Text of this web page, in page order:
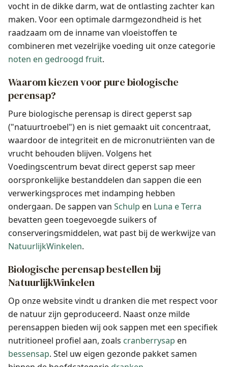
vocht in de dikke darm, wat de ontlasting zachter kan
maken. Voor een optimale darmgezondheid is het
raadzaam om de inname van vloeistoffen te
combineren met vezelrijke voeding uit onze categorie
noten en gedroogd fruit.
Waarom kiezen voor pure biologische
perensap?
Pure biologische perensap is direct geperst sap
("natuurtroebel") en is niet gemaakt uit concentraat,
waardoor de integriteit en de micronutriënten van de
vrucht behouden blijven. Volgens het
Voedingscentrum bevat direct geperst sap meer
oorspronkelijke bestanddelen dan sappen die een
verwerkingsproces met indamping hebben
ondergaan. De sappen van Schulp en Luna e Terra
bevatten geen toegevoegde suikers of
conserveringsmiddelen, wat past bij de werkwijze van
NatuurlijkWinkelen.
Biologische perensap bestellen bij
NatuurlijkWinkelen
Op onze website vindt u dranken die met respect voor
de natuur zijn geproduceerd. Naast onze milde
perensappen bieden wij ook sappen met een specifiek
nutritioneel profiel aan, zoals cranberrysap en
bessensap. Stel uw eigen gezonde pakket samen